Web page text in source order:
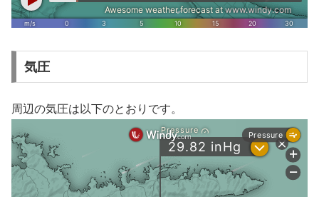
気圧
周辺の気圧は以下のとおりです。